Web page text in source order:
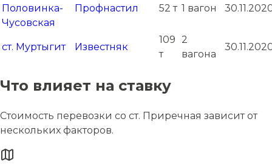
Половинка-
Чусовская
Профнастил 52 т 1 вагон
ст. Муртыгит Известняк
109
т
2
вагона
Что влияет на ставку
Стоимость перевозки со ст. Приречная зависит от
нескольких факторов.